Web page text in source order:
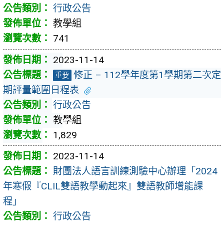
行政公告
教學組
741
2023-11-14
重要 修正 – 112學年度第1學期第二次定
期評量範圍日程表
行政公告
教學組
1,829
2023-11-14
財團法人語言訓練測驗中心辦理「2024
年寒假『CLIL雙語教學動起來』雙語教師增能課
程」
行政公告